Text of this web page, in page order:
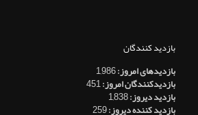
بازدید کنندگان
بازدیدهای امروز:1,986
بازدیدکنندگان امروز:451
بازدید دیروز:1,838
بازدید کننده دیروز:259